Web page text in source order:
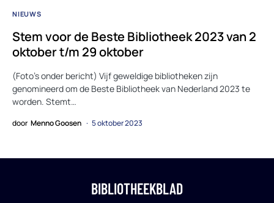
NIEUWS
Stem voor de Beste Bibliotheek 2023 van 2
oktober t/m 29 oktober
(Foto’s onder bericht) Vijf geweldige bibliotheken zijn
genomineerd om de Beste Bibliotheek van Nederland 2023 te
worden. Stemt…
door Menno Goosen 5 oktober 2023
BIBLIOTHEEKBLAD